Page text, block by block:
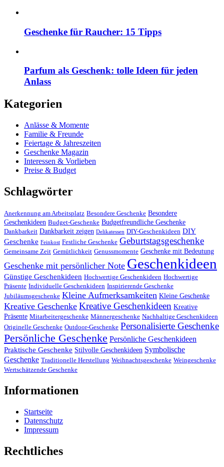
Geschenke für Raucher: 15 Tipps
Parfum als Geschenk: tolle Ideen für jeden
Anlass
Kategorien
Anlässe & Momente
Familie & Freunde
Feiertage & Jahreszeiten
Geschenke Magazin
Interessen & Vorlieben
Preise & Budget
Schlagwörter
Anerkennung am Arbeitsplatz Besondere Geschenke Besondere
Geschenkideen Budget-Geschenke Budgetfreundliche Geschenke
Dankbarkeit Dankbarkeit zeigen Delikatessen DIY-Geschenkideen DIY
Geschenke Feinkost Festliche Geschenke Geburtstagsgeschenke
Gemeinsame Zeit Gemütlichkeit Genussmomente Geschenke mit Bedeutung
Geschenke mit persönlicher Note Geschenkideen
Günstige Geschenkideen Hochwertige Geschenkideen Hochwertige
Präsente Individuelle Geschenkideen Inspirierende Geschenke
Jubiläumsgeschenke Kleine Aufmerksamkeiten Kleine Geschenke
Kreative Geschenke Kreative Geschenkideen Kreative
Präsente Mitarbeitergeschenke Männergeschenke Nachhaltige Geschenkideen
Originelle Geschenke Outdoor-Geschenke Personalisierte Geschenke
Persönliche Geschenke Persönliche Geschenkideen
Praktische Geschenke Stilvolle Geschenkideen Symbolische
Geschenke Traditionelle Herstellung Weihnachtsgeschenke Weingeschenke
Wertschätzende Geschenke
Informationen
Startseite
Datenschutz
Impressum
Rechtliches